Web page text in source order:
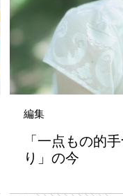
編集
「一点もの的
り」の今